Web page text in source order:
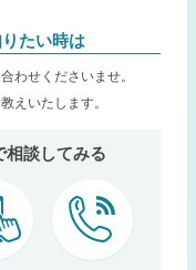
たい時は
わせくださいませ。
えいたします。
相談してみる